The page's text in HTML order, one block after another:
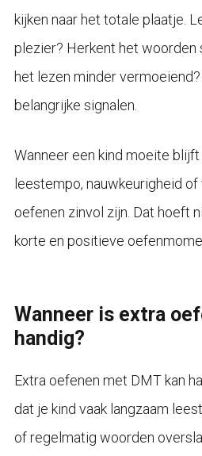
kijken naar het totale plaatje.
plezier? Herkent het woorden
het lezen minder
belangrijke signalen.
Wanneer een kind moeite
leestempo, nauwkeurigheid
oefenen zinvol zijn. Dat hoeft
korte en positieve
Wanneer is extra
handig?
Extra oefenen met DMT kan
dat je kind vaak langzaam
of regelmatig woorden